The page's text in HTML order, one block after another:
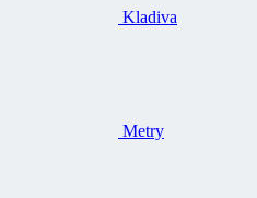
Kladiva
Metry